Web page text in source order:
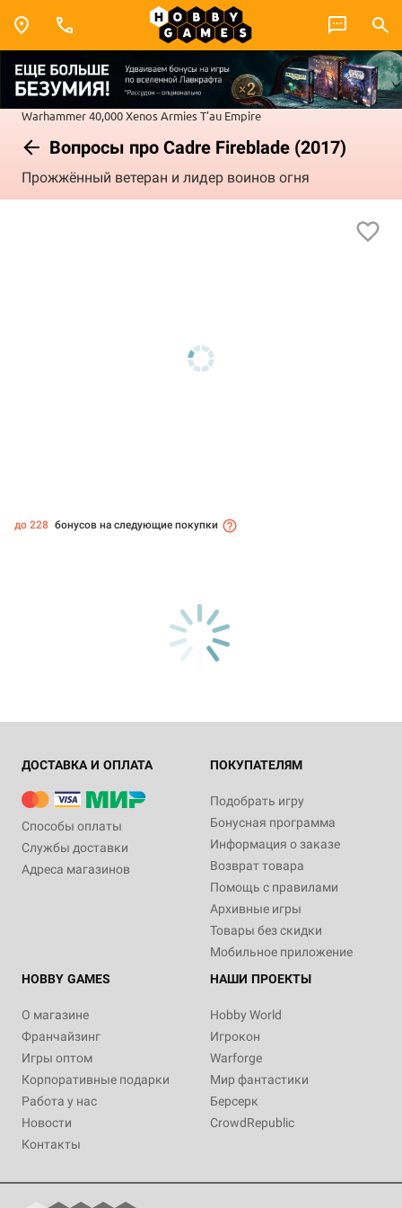
Warhammer 40,000Xenos ArmiesT'au Empire
Вопросы про Cadre Fireblade (2017)
Прожжённый ветеран и лидер воинов огня
до 228 бонусов на следующие покупки
ДОСТАВКА И ОПЛАТА
Способы оплаты
Службы доставки
Адреса магазинов
ПОКУПАТЕЛЯМ
Подобрать игру
Бонусная программа
Информация о заказе
Возврат товара
Помощь с правилами
Архивные игры
Товары без скидки
Мобильное приложение
HOBBY GAMES
О магазине
Франчайзинг
Игры оптом
Корпоративные подарки
Работа у нас
Новости
Контакты
НАШИ ПРОЕКТЫ
Hobby World
Игрокон
Warforge
Мир фантастики
Берсерк
CrowdRepublic